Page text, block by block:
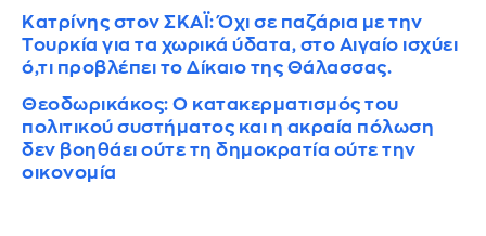
Κατρίνης στον ΣΚΑΪ: Όχι σε παζάρια με την
Τουρκία για τα χωρικά ύδατα, στο Αιγαίο ισχύει
ό,τι προβλέπει το Δίκαιο της Θάλασσας.
Θεοδωρικάκος: Ο κατακερματισμός του
πολιτικού συστήματος και η ακραία πόλωση
δεν βοηθάει ούτε τη δημοκρατία ούτε την
οικονομία